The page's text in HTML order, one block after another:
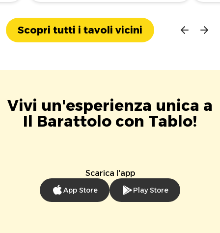
Scopri tutti i tavoli vicini
Vivi un'esperienza unica a
Il Barattolo con Tablo!
Scarica l'app
App Store Play Store